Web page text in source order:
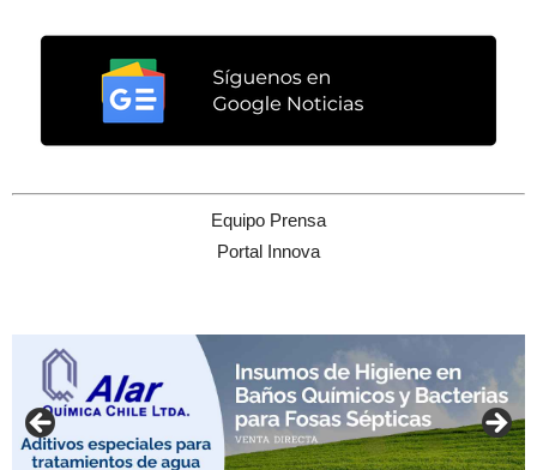
Equipo Prensa
Portal Innova